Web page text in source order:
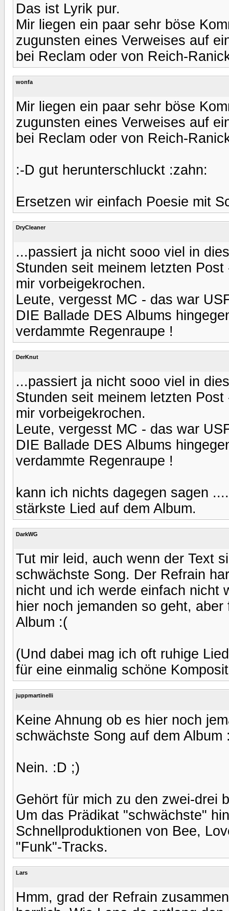
Das ist Lyrik pur.
Mir liegen ein paar sehr böse
zugunsten eines Verweises auf
bei Reclam oder von Reich-
wonfa
Mir liegen ein paar sehr böse
zugunsten eines Verweises auf
bei Reclam oder von Reich-
:-D gut herunterschluckt :zahn:
Ersetzen wir einfach Poesie mit
DryCleaner
...passiert ja nicht sooo viel in
Stunden seit meinem letzten
mir vorbeigekrochen.
Leute, vergesst MC - das war
DIE Ballade DES Albums
verdammte Regenraupe !
DerKnut
...passiert ja nicht sooo viel in
Stunden seit meinem letzten
mir vorbeigekrochen.
Leute, vergesst MC - das war
DIE Ballade DES Albums
verdammte Regenraupe !
kann ich nichts dagegen sagen
stärkste Lied auf dem Album.
DarkWG
Tut mir leid, auch wenn der Text
schwächste Song. Der Refrain
nicht und ich werde einfach nicht
hier noch jemanden so geht,
Album :(
(Und dabei mag ich oft ruhige
für eine einmalig schöne
juppmartinelli
Keine Ahnung ob es hier noch
schwächste Song auf dem Album
Nein. :D ;)
Gehört für mich zu den zwei-drei
Um das Prädikat "schwächste"
Schnellproduktionen von Bee,
"Funk"-Tracks.
Lars
Hmm, grad der Refrain